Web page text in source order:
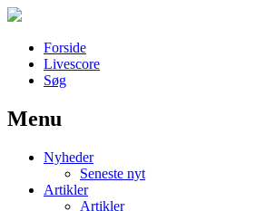
Forside
Livescore
Søg
Наши партнеры
лучшие займы
Menu
Nyheder
Seneste nyt
Artikler
Artikler